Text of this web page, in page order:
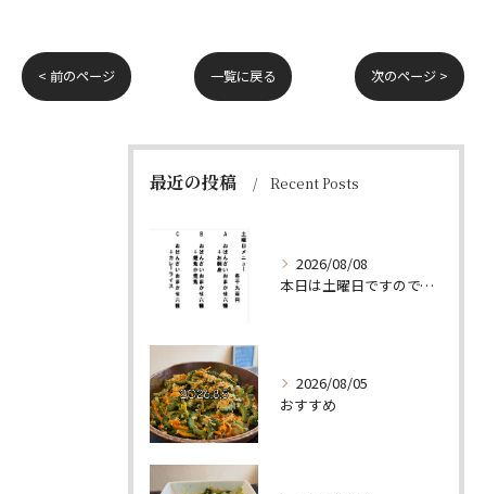
< 前のページ 一覧に戻る 次のページ >
最近の投稿 Recent Posts
2026/08/08
本日は土曜日ですので、たくさん食べていってちょーよ‼️
2026/08/05
おすすめ